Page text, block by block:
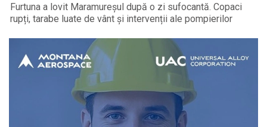
Furtuna a lovit Maramureșul după o zi sufocantă. Copaci
rupți, tarabe luate de vânt și intervenții ale pompierilor